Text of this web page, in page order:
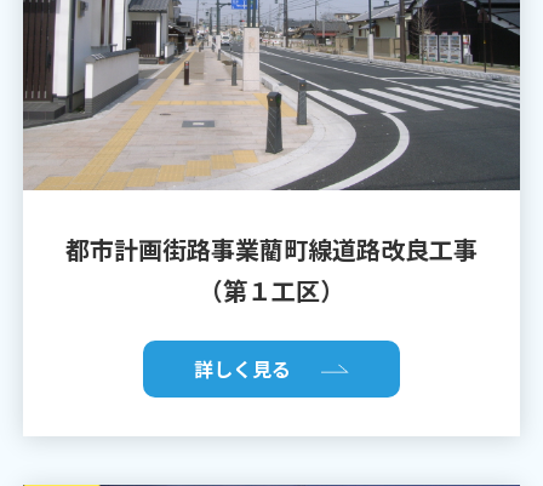
都市計画街路事業藺町線道路改良工事
（第１工区）
詳しく見る